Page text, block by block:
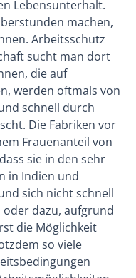
Lebensunterhalt.
machen,
Arbeitsschutz
sucht man dort
die auf
werden oftmals von
schnell durch
Die Fabriken vor
Frauenanteil von
sie in den sehr
in Indien und
sich nicht schnell
dazu, aufgrund
die Möglichkeit
so viele